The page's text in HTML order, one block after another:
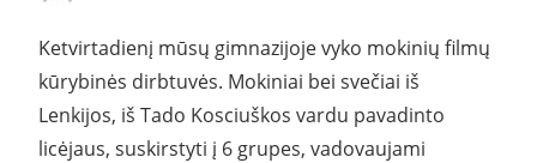
Ketvirtadienį mūsų gimnazijoje vyko mokinių filmų
kūrybinės dirbtuvės. Mokiniai bei svečiai iš
Lenkijos, iš Tado Kosciuškos vardu pavadinto
licėjaus, suskirstyti į 6 grupes, vadovaujami